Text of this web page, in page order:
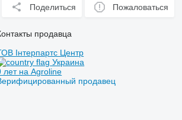
Поделиться Пожаловаться
продавца
Інтерпартс Центр
Украина
лет на Agroline
продавец